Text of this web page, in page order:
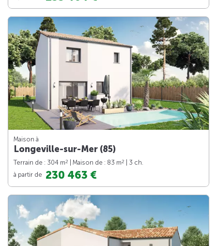
Maison à
Longeville-sur-Mer (85)
Terrain de : 304 m2 | Maison de : 83 m2
| 3 ch.
à partir de 230 463 €